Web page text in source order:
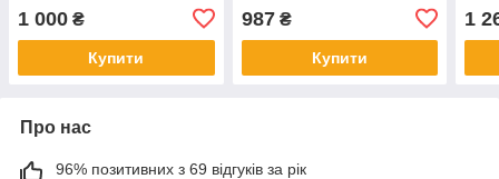
1 000 ₴
Купити
комах
987₴
Купити
1
Про нас
96% позитивних з 69 відгуків за рік